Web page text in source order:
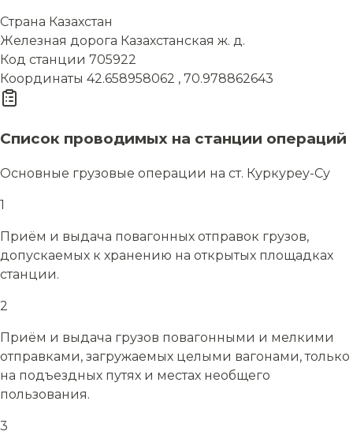
Страна Казахстан
Железная дорога Казахстанская ж. д.
Код станции 705922
Координаты 42.658958062 , 70.978862643
Список проводимых на станции операций
Основные грузовые операции на ст. Куркуреу-Су
1
Приём и выдача повагонных отправок грузов,
допускаемых к хранению на открытых площадках
станции.
2
Приём и выдача грузов повагонными и мелкими
отправками, загружаемых целыми вагонами, только
на подъездных путях и местах необщего
пользования.
3